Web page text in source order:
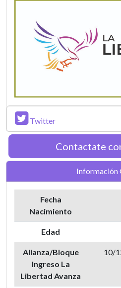
Twitter
Contactate
Información
Fecha
Nacimiento
Edad
Alianza/Bloque
Ingreso La
Libertad Avanza
10/